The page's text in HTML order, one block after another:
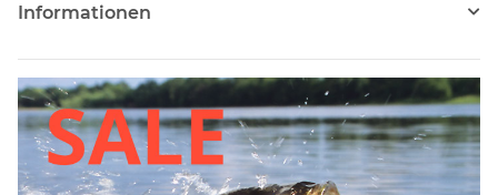
Informationen